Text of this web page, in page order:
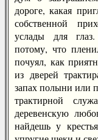
дороге, какая
собственной
услады для глаз.
потому, что
почуял, как
из дверей
запах полыни или
трактирной
деревенскую
найдешь у